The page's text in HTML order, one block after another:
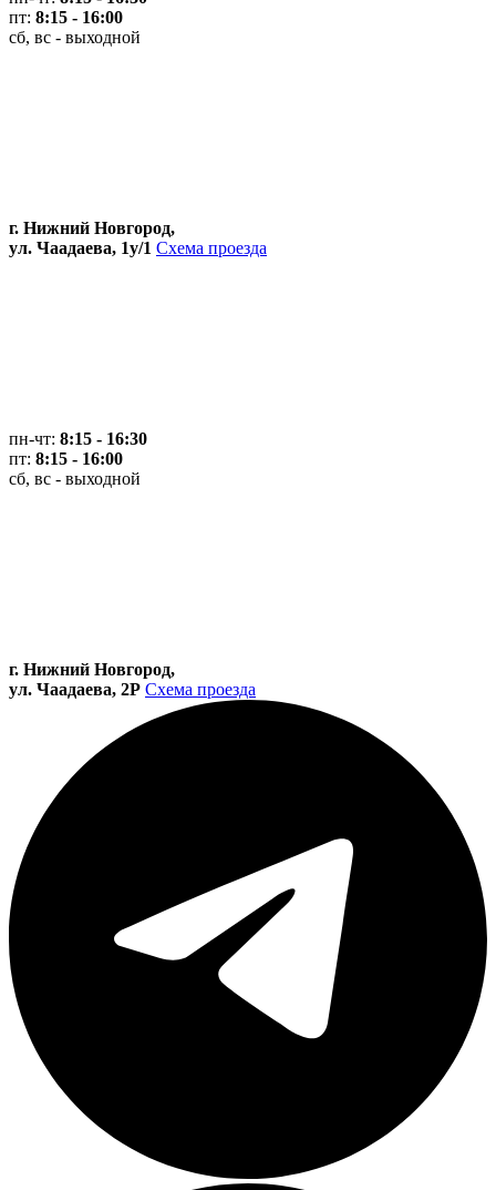
пт: 8:15 - 16:00
сб, вс - выходной
г. Нижний Новгород,
ул. Чаадаева, 1у/1 Схема проезда
пн-чт: 8:15 - 16:30
пт: 8:15 - 16:00
сб, вс - выходной
г. Нижний Новгород,
ул. Чаадаева, 2Р Схема проезда